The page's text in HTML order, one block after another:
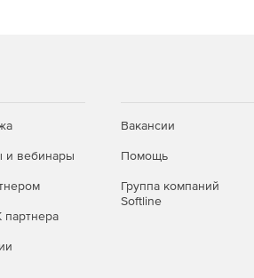
и вебинары
Вакансии
Помощь
Группа компаний
Softline